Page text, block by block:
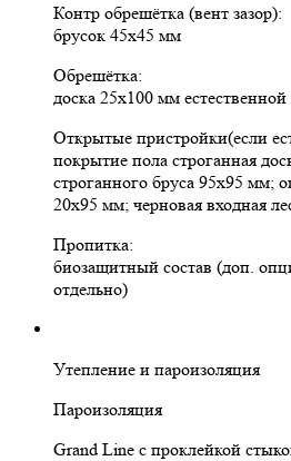
Контр обрешётка (вент зазор):
брусок 45х45 мм
Обрешётка:
доска 25х100 мм
Открытые пристройки(если
покрытие пола строганная
строганного бруса 95х95 мм;
20х95 мм; черновая входная
Пропитка:
биозащитный состав (доп.
отдельно)
Утепление и пароизоляция
Пароизоляция
Grand Line с проклейкой